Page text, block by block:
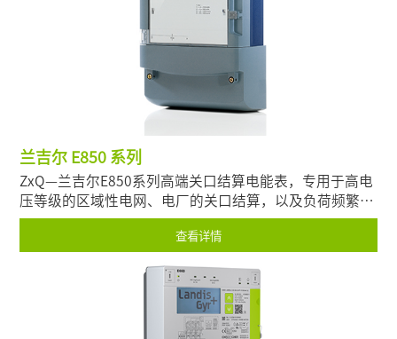
兰吉尔 E850 系列
ZxQ—兰吉尔E850系列高端关口结算电能表，专用于高电
压等级的区域性电网、电厂的关口结算，以及负荷频繁变
化的电气化铁路等超大型工商业用户。以卓越的测量精
度、显著的高刷新速度以及长期运行稳定可靠的特性，成
功赢得全球用户的一致推崇和信赖。
查看详情